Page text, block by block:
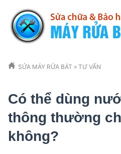
SỬA MÁY RỬA BÁT » TƯ VẤN
Có thể dùng
thông thường
không?